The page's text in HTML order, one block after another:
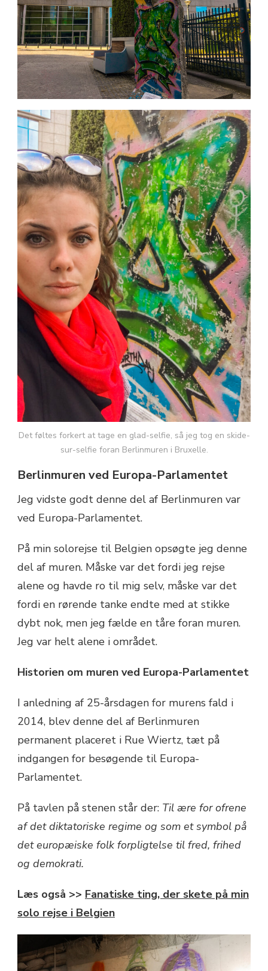
Det føltes forkert at tage en glad-selfie, så jeg tog en skide-
sur-selfie foran Berlinmuren i Bruxelle.
Berlinmuren ved Europa-Parlamentet
Jeg vidste godt denne del af Berlinmuren var
ved Europa-Parlamentet.
På min solorejse til Belgien opsøgte jeg denne
del af muren. Måske var det fordi jeg rejse
alene og havde ro til mig selv, måske var det
fordi en rørende tanke endte med at stikke
dybt nok, men jeg fælde en tåre foran muren.
Jeg var helt alene i området.
Historien om muren ved Europa-Parlamentet
I anledning af 25-årsdagen for murens fald i
2014, blev denne del af Berlinmuren
permanent placeret i Rue Wiertz, tæt på
indgangen for besøgende til Europa-
Parlamentet.
På tavlen på stenen står der: Til ære for ofrene
af det diktatoriske regime og som et symbol på
det europæiske folk forpligtelse til fred, frihed
og demokrati.
Læs også >> Fanatiske ting, der skete på min
solo rejse i Belgien